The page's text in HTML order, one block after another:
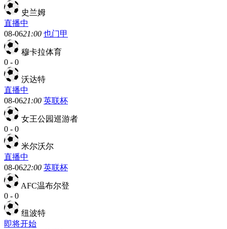
史兰姆
直播中
08-0621:00 也门甲
穆卡拉体育
0 - 0
沃达特
直播中
08-0621:00 英联杯
女王公园巡游者
0 - 0
米尔沃尔
直播中
08-0622:00 英联杯
AFC温布尔登
0 - 0
纽波特
即将开始